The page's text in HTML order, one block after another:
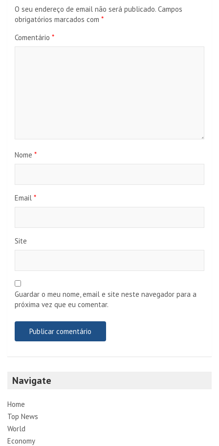
O seu endereço de email não será publicado. Campos
obrigatórios marcados com *
Comentário *
Nome *
Email *
Site
Guardar o meu nome, email e site neste navegador para a
próxima vez que eu comentar.
Navigate
Home
Top News
World
Economy